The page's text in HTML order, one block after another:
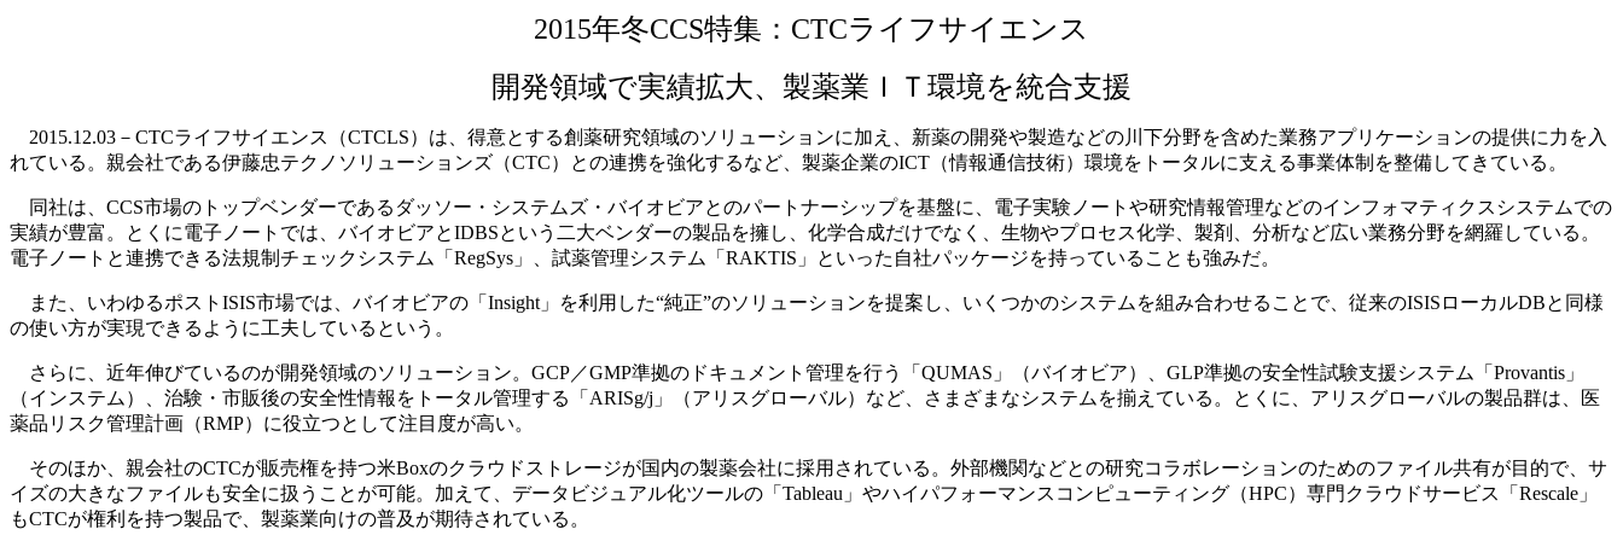
2015年冬CCS特集：CTCライフサイエンス
開発領域で実績拡大、製薬業ＩＴ環境を統合支援
2015.12.03－CTCライフサイエンス（CTCLS）は、得意とする創薬研究領域のソリューションに加え、新薬の開発や製造などの川下分野を含めた業務アプリケーションの提供に力を入
れている。親会社である伊藤忠テクノソリューションズ（CTC）との連携を強化するなど、製薬企業のICT（情報通信技術）環境をトータルに支える事業体制を整備してきている。
同社は、CCS市場のトップベンダーであるダッソー・システムズ・バイオビアとのパートナーシップを基盤に、電子実験ノートや研究情報管理などのインフォマティクスシステムでの
実績が豊富。とくに電子ノートでは、バイオビアとIDBSという二大ベンダーの製品を擁し、化学合成だけでなく、生物やプロセス化学、製剤、分析など広い業務分野を網羅している。
電子ノートと連携できる法規制チェックシステム「RegSys」、試薬管理システム「RAKTIS」といった自社パッケージを持っていることも強みだ。
また、いわゆるポストISIS市場では、バイオビアの「Insight」を利用した“純正”のソリューションを提案し、いくつかのシステムを組み合わせることで、従来のISISローカルDBと同様
の使い方が実現できるように工夫しているという。
さらに、近年伸びているのが開発領域のソリューション。GCP／GMP準拠のドキュメント管理を行う「QUMAS」（バイオビア）、GLP準拠の安全性試験支援システム「Provantis」
（インステム）、治験・市販後の安全性情報をトータル管理する「ARISg/j」（アリスグローバル）など、さまざまなシステムを揃えている。とくに、アリスグローバルの製品群は、医
薬品リスク管理計画（RMP）に役立つとして注目度が高い。
そのほか、親会社のCTCが販売権を持つ米Boxのクラウドストレージが国内の製薬会社に採用されている。外部機関などとの研究コラボレーションのためのファイル共有が目的で、サ
イズの大きなファイルも安全に扱うことが可能。加えて、データビジュアル化ツールの「Tableau」やハイパフォーマンスコンピューティング（HPC）専門クラウドサービス「Rescale」
もCTCが権利を持つ製品で、製薬業向けの普及が期待されている。